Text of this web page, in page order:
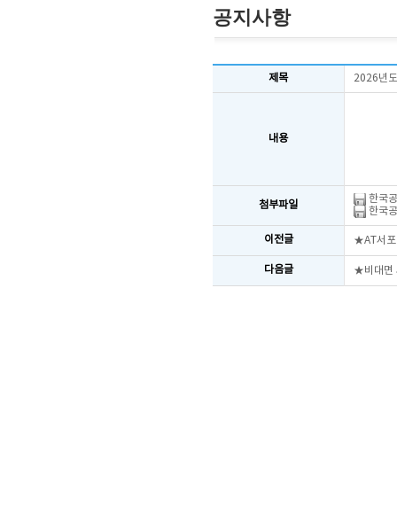
공지사항
제목 2026년
내용
첨부파일
한국
한국
이전글 ★AT서포
다음글 ★비대면